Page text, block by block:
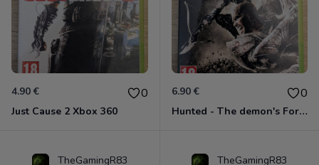
4.90 € 0
Just Cause 2 Xbox 360
6.90 € 0
Hunted - The demon's Forge Xbox 360 (Complet CIB)
TheGamingR83 TheGamingR83